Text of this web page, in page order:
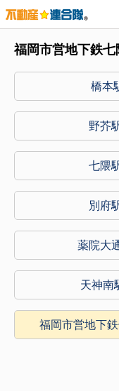
福岡市営地下鉄
橋本
野芥
七隈
別府
薬院大
天神南
福岡市営地下